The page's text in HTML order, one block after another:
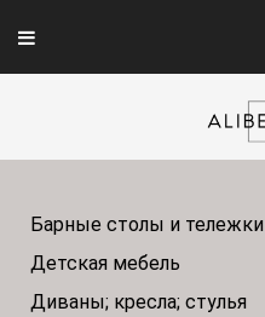
Toggle
navigation
Барные столы и тележки
Детская мебель
Диваны; кресла; стулья